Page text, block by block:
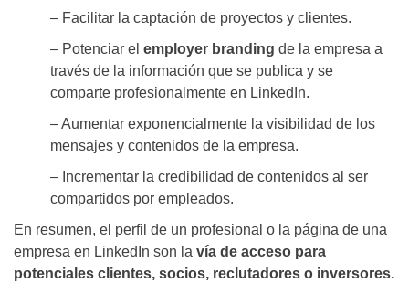
– Facilitar la captación de proyectos y clientes.
– Potenciar el employer branding de la empresa a
través de la información que se publica y se
comparte profesionalmente en LinkedIn.
– Aumentar exponencialmente la visibilidad de los
mensajes y contenidos de la empresa.
– Incrementar la credibilidad de contenidos al ser
compartidos por empleados.
En resumen, el perfil de un profesional o la página de una
empresa en LinkedIn son la vía de acceso para
potenciales clientes, socios, reclutadores o inversores.